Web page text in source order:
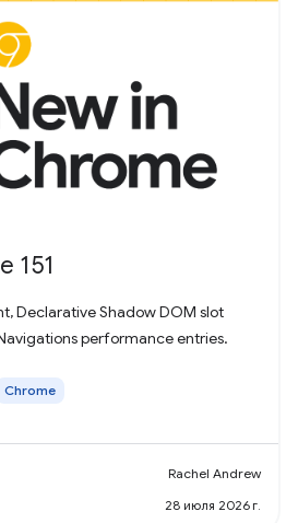
151
Declarative Shadow DOM slot
performance entries.
Chrome
Rachel Andrew
28 июля 2026 г.